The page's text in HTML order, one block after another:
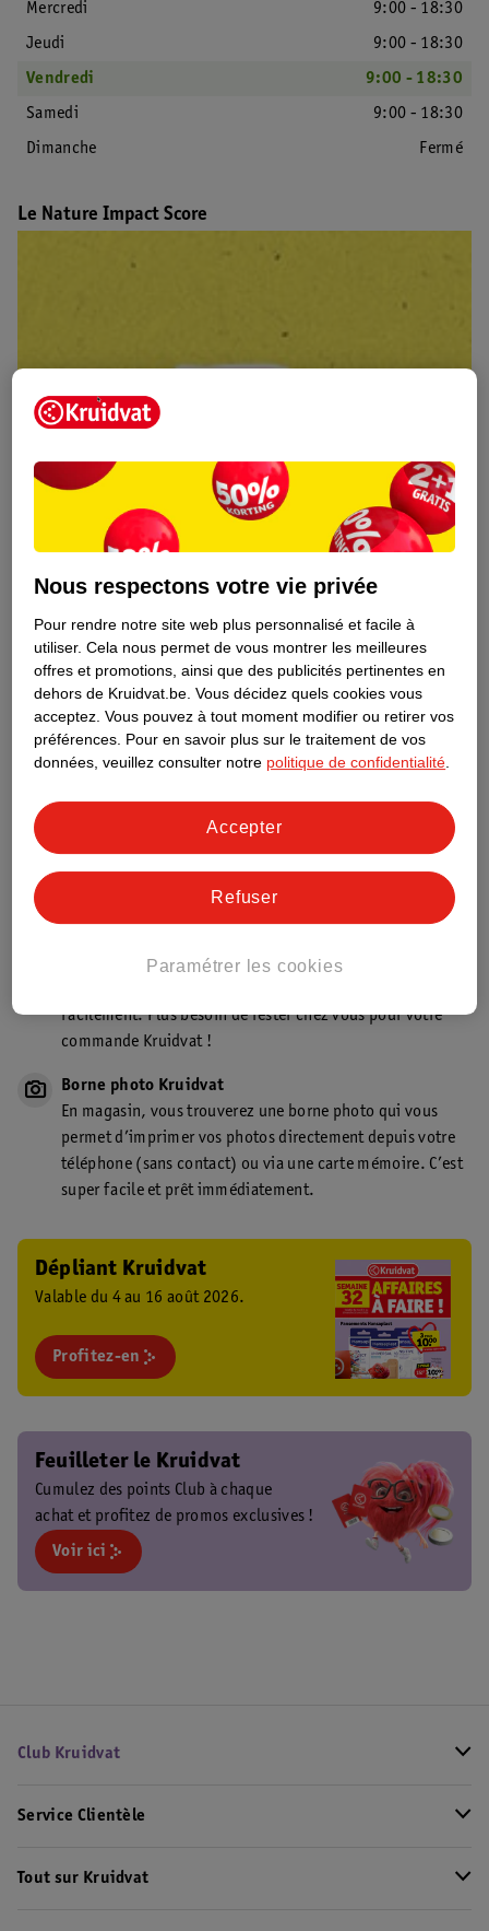
Mercredi
9:00 - 18:30
Jeudi
9:00 - 18:30
Vendredi
9:00 - 18:30
Samedi
9:00 - 18:30
Dimanche
Fermé
Le Nature Impact Score
Découvrez dès maintenant l’impact
de marque Kruidvat préférés !
Aussi dans ce magasin
Point de retrait Kruidvat.be
facilement. Plus besoin de rester chez vous pour votre
commande Kruidvat !
Borne photo Kruidvat
En magasin, vous trouverez une borne photo qui vous
permet d’imprimer vos photos directement depuis votre
téléphone (sans contact) ou via une carte mémoire. C’est
super facile et prêt immédiatement.
Dépliant Kruidvat
Valable du 4 au 16 août 2026.
Profitez-en
Feuilleter le Kruidvat
Cumulez des points Club à chaque
achat et profitez de promos exclusives !
Voir ici
Club Kruidvat
Service Clientèle
Tout sur Kruidvat
Nous respectons votre vie privée
Pour rendre notre site web plus personnalisé et facile à
utiliser. Cela nous permet de vous montrer les meilleures
offres et promotions, ainsi que des publicités pertinentes en
dehors de Kruidvat.be. Vous décidez quels cookies vous
acceptez. Vous pouvez à tout moment modifier ou retirer vos
préférences. Pour en savoir plus sur le traitement de vos
données, veuillez consulter notre politique de confidentialité.
Paramétrer les cookies
Refuser
Accepter